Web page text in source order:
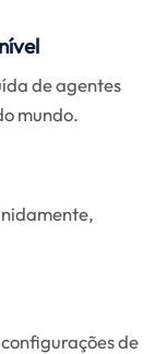
de agentes
mundo.
de